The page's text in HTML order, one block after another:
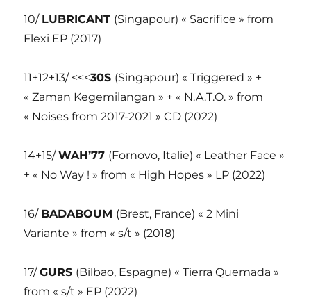
10/ LUBRICANT (Singapour) « Sacrifice » from
Flexi EP (2017)
11+12+13/ <<<30S (Singapour) « Triggered » +
« Zaman Kegemilangan » + « N.A.T.O. » from
« Noises from 2017-2021 » CD (2022)
14+15/WAH’77 (Fornovo, Italie) « Leather Face »
+ « No Way ! » from « High Hopes » LP (2022)
16/ BADABOUM (Brest, France) « 2 Mini
Variante » from « s/t » (2018)
17/GURS (Bilbao, Espagne) « Tierra Quemada »
from « s/t » EP (2022)